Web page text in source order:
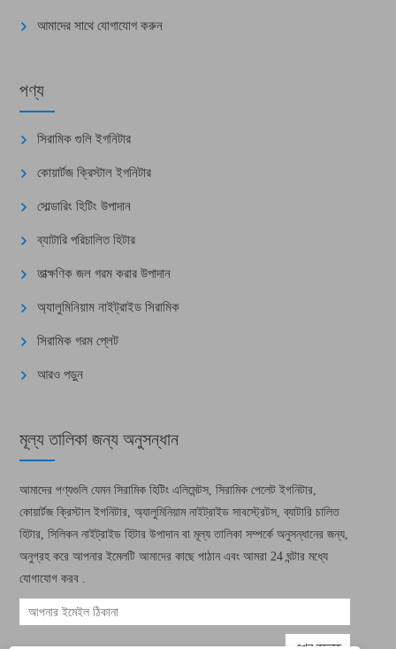
আমাদের সাথে যোগাযোগ করুন
পণ্য
সিরামিক গুলি ইগনিটার
কোয়ার্টজ ক্রিস্টাল ইগনিটার
সোল্ডারিং হিটিং উপাদান
ব্যাটারি পরিচালিত হিটার
তাত্ক্ষণিক জল গরম করার উপাদান
অ্যালুমিনিয়াম নাইট্রাইড সিরামিক
সিরামিক গরম প্লেট
আরও পড়ুন
মূল্য তালিকা জন্য অনুসন্ধান
আমাদের পণ্যগুলি যেমন সিরামিক হিটিং এলিমেন্টস, সিরামিক পেলেট ইগনিটার,
কোয়ার্টজ ক্রিস্টাল ইগনিটার, অ্যালুমিনিয়াম নাইট্রাইড সাবস্ট্রেটস, ব্যাটারি চালিত
হিটার, সিলিকন নাইট্রাইড হিটার উপাদান বা মূল্য তালিকা সম্পর্কে অনুসন্ধানের জন্য,
অনুগ্রহ করে আপনার ইমেলটি আমাদের কাছে পাঠান এবং আমরা 24 ঘন্টার মধ্যে
যোগাযোগ করব .